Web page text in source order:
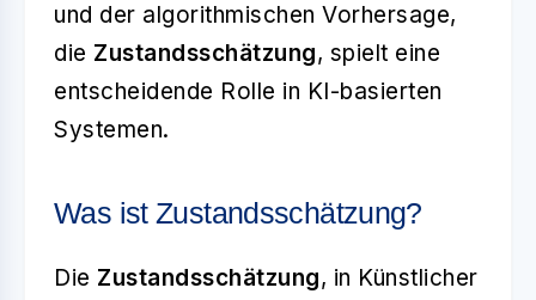
und der algorithmischen Vorhersage,
die Zustandsschätzung, spielt eine
entscheidende Rolle in KI-basierten
Systemen.
Was ist Zustandsschätzung?
Die Zustandsschätzung, in Künstlicher